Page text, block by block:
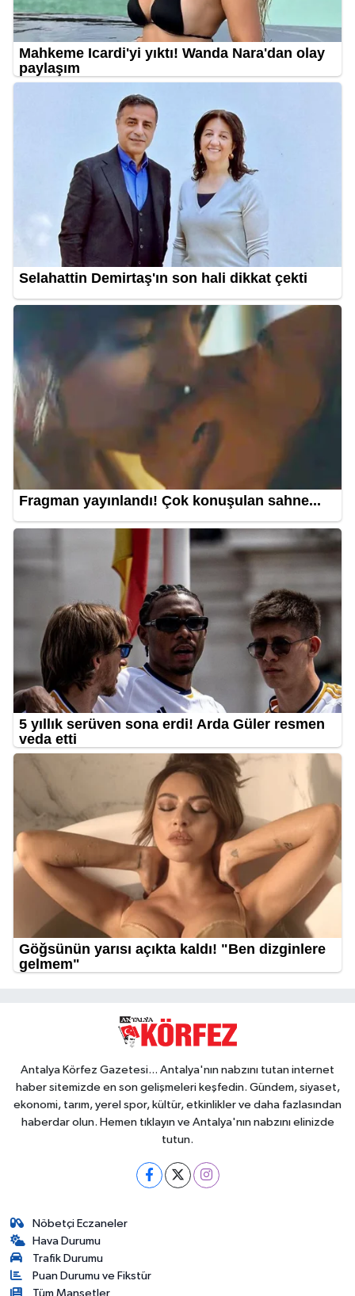
Antalya Körfez Gazetesi... Antalya'nın nabzını tutan internet
haber sitemizde en son gelişmeleri keşfedin. Gündem, siyaset,
ekonomi, tarım, yerel spor, kültür, etkinlikler ve daha fazlasından
haberdar olun. Hemen tıklayın ve Antalya'nın nabzını elinizde
tutun.
Nöbetçi Eczaneler
Hava Durumu
Trafik Durumu
Puan Durumu ve Fikstür
Tüm Manşetler